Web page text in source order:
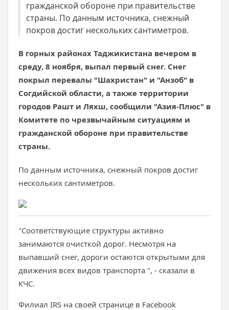
гражданской обороне при правительстве
страны. По данным источника, снежный
покров достиг нескольких сантиметров.
В горных районах Таджикистана вечером в
среду, 8 ноября, выпал первый снег. Снег
покрыл перевалы "Шахристан" и "Анзоб" в
Согдийской области, а также территории
городов Рашт и Ляхш, сообщили "Азия-Плюс" в
Комитете по чрезвычайным ситуациям и
гражданской обороне при правительстве
страны.
По данным источника, снежный покров достиг
нескольких сантиметров.
"Соответствующие структуры активно
занимаются очисткой дорог. Несмотря на
выпавший снег, дороги остаются открытыми для
движения всех видов транспорта ", - сказали в
КЧС.
Филиал IRS на своей странице в Facebook